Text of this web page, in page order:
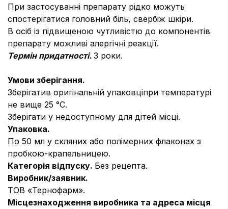
При застосуванні препарату рідко можуть
спостерігатися головний біль, свербіж шкіри.
В осіб із підвищеною чутливістю до компонентів
препарату можливі алергічні реакції.
Термін придатності. 3 роки.
Умови зберігання.
Зберігатив оригінальній упаковціпри температурі
не вище 25 °С.
Зберігати у недоступному для дітей місці.
Упаковка.
По 50 мл у скляних або полімерних флаконах з
пробкою-крапельницею.
Категорія відпуску. Без рецепта.
Виробник/заявник.
ТОВ «Тернофарм».
Місцезнаходження виробника та адреса місця